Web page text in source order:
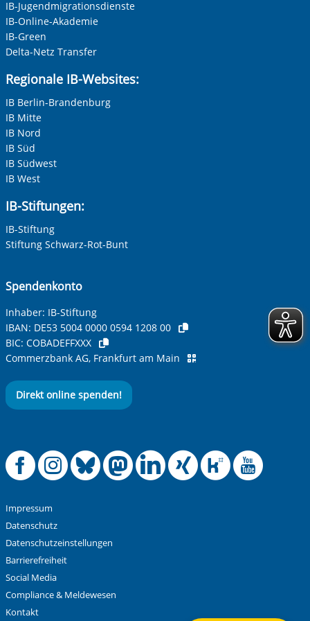
Unternehmen
Nachname, Vorname *
Adresse (PLZ, Ort, Strasse)
Ihre E-Mail-Adresse
Ihre Telefonnummer
Ihre Nachricht*
Anti-Roboter-Verifizierung
Alle Informationen zum Schutz der Daten sind sind in
IB-Jugendmigrationsdienste
IB-Online-Akademie
IB-Green
Delta-Netz Transfer
Regionale IB-Websites:
IB Berlin-Brandenburg
IB Mitte
IB Nord
IB Süd
IB Südwest
IB West
IB-Stiftungen:
IB-Stiftung
Stiftung Schwarz-Rot-Bunt
Spendenkonto
Inhaber: IB-Stiftung
IBAN: DE53 5004 0000 0594 1208 00
BIC: COBADEFFXXX
Commerzbank AG, Frankfurt am Main
Direkt online spenden!
Offizielle
Offizielle
Offizielle
Offizielle
Offizielle
Impressum
Datenschutz
Datenschutzeinstellungen
Barrierefreiheit
Social Media
Compliance & Meldewesen
Kontakt